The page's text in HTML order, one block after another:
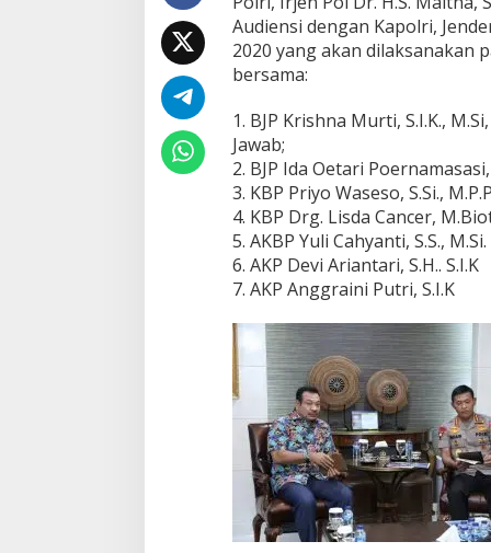
o
n
f
n
i
P
o
i
s
a
n
P
e
n
e
g
a
k
H
u
k
Audiensi dengan Kapolri,
2020 yang akan dilaksanakan
bersama:
1. BJP Krishna Murti, S.I.K.,
Jawab;
2. BJP Ida Oetari
3. KBP Priyo Waseso, S.Si.,
4. KBP Drg. Lisda Cancer,
5. AKBP Yuli Cahyanti, S.S., M.Si.
6. AKP Devi Ariantari, S.H.. S.I.K
7. AKP Anggraini Putri, S.I.K